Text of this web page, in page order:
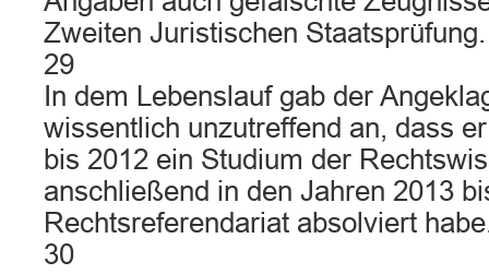
Zweiten Juristischen Staatsprüfung.
29
In dem Lebenslauf gab der
wissentlich unzutreffend an, dass
bis 2012 ein Studium der
anschließend in den Jahren 2013
Rechtsreferendariat absolviert
30